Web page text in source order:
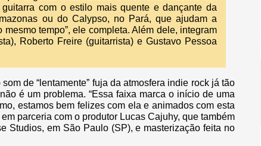
com o estilo mais quente e dançante da
ou do Calypso, no Pará, que ajudam a
tempo”, ele completa. Além dele, integram
Roberto Freire (guitarrista) e Gustavo Pessoa
de “lentamente” fuja da atmosfera indie rock já tão
é um problema. “Essa faixa marca o início de uma
estamos bem felizes com ela e animados com esta
parceria com o produtor Lucas Cajuhy, que também
Studios, em São Paulo (SP), e masterização feita no